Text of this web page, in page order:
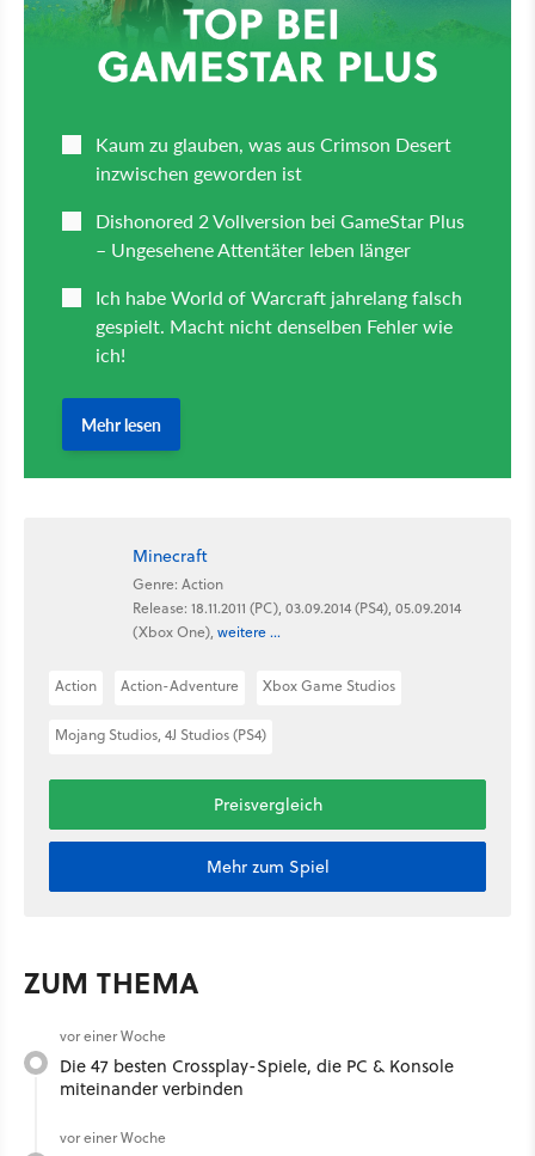
Minecraft
Genre: Action
Release: 18.11.2011 (PC), 03.09.2014 (PS4), 05.09.2014
(Xbox One), weitere ...
Action Action-Adventure Xbox Game Studios
Mojang Studios, 4J Studios (PS4)
Preisvergleich
Mehr zum Spiel
ZUM THEMA
vor einer Woche
Die 47 besten Crossplay-Spiele, die PC & Konsole
miteinander verbinden
vor einer Woche